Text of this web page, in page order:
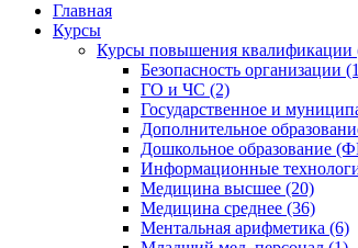
Главная
Курсы
Курсы повышения квалификации
Безопасность организации
ГО и ЧС (2)
Государственное и
Дополнительное
Дошкольное образование
Информационные
Медицина высшее (20)
Медицина среднее (36)
Ментальная арифметика (6)